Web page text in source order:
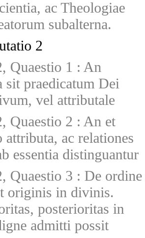
ac Theologiae
subalterna.
2
Quaestio 1 : An
sit praedicatum Dei
vel attributale
Quaestio 2 : An et
attributa, ac relationes
essentia distinguantur
Quaestio 3 : De ordine
originis in divinis.
posterioritas in
admitti possit